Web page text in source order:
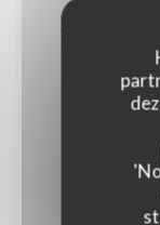
Pintade